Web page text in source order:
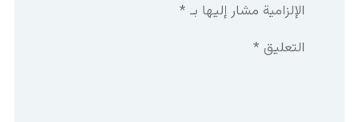
الإلزامية مشار إليها بـ *
التعليق *